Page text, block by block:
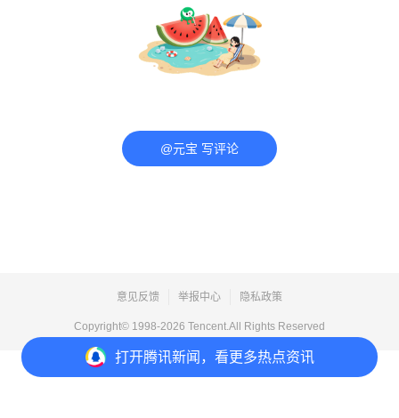
打开腾讯新闻，看更多热点资讯
@元宝 写评论
意见反馈 举报中心 隐私政策
Copyright© 1998-2026 Tencent.All Rights Reserved